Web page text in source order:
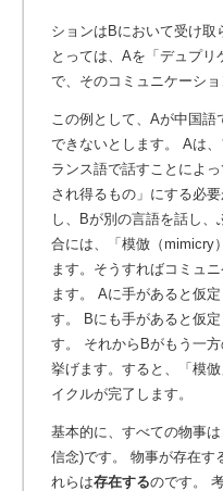
ションはBにおいて受け取
とっては、Aを「デュプ
で、そのコミュニケーシ
この例として、Aが中国
できないとします。
Aは
ランス語で話すことによ
され得るもの」にする必要
し、Bが別の言語を話し
合には、「模倣（mimicry
ます。そうすればコミュ
ます。
Aに手があると仮
す。
Bにも手があると仮
す。
それからBがもう一
挙げます。 すると、「模
イクルが完了します。
基本的に、すべての物事
信念)です。 物事が存在す
れらは存在するのです。